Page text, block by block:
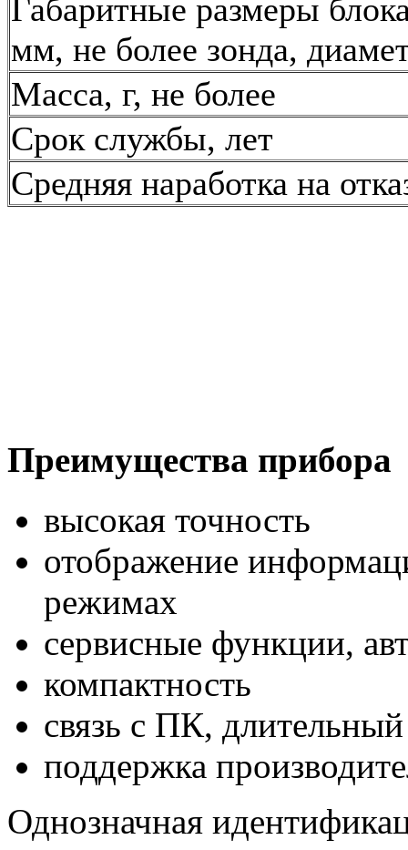
Габаритные размеры
мм, не более зонда,
Масса, г, не более
Срок службы, лет
Средняя наработка на
Преимущества прибора
высокая точность
отображение
режимах
сервисные функции,
компактность
связь с ПК,
поддержка
Однозначная